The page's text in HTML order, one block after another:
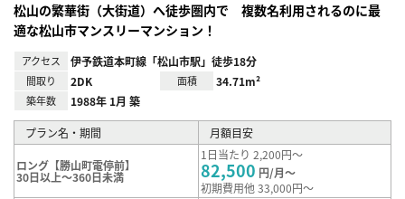
松山の繁華街（大街道）へ徒歩圏内で 複数名利用されるのに最
適な松山市マンスリーマンション！
アクセス 伊予鉄道本町線「松山市駅」徒歩18分
間取り 2DK 面積 34.71m²
築年数 1988年 1月 築
プラン名・期間 月額目安
ロング【勝山町電停前】
30日以上～360日未満
1日当たり 2,200円～
82,500 円/月～
初期費用他 33,000円～